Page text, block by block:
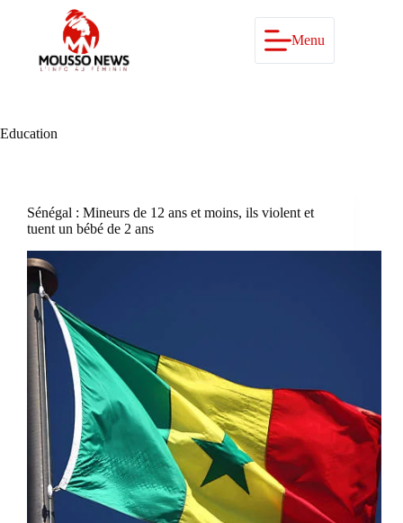
Menu
Education
Sénégal : Mineurs de 12 ans et moins, ils violent et
tuent un bébé de 2 ans